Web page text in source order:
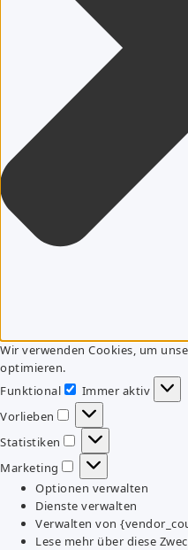
Wir verwenden Cookies, um
optimieren.
Funktional
Funktional
Immer aktiv
Vorlieben
Vorlieben
Statistiken
Statistiken
Marketing
Marketing
Optionen verwalten
Dienste verwalten
Verwalten von
Lese mehr über diese